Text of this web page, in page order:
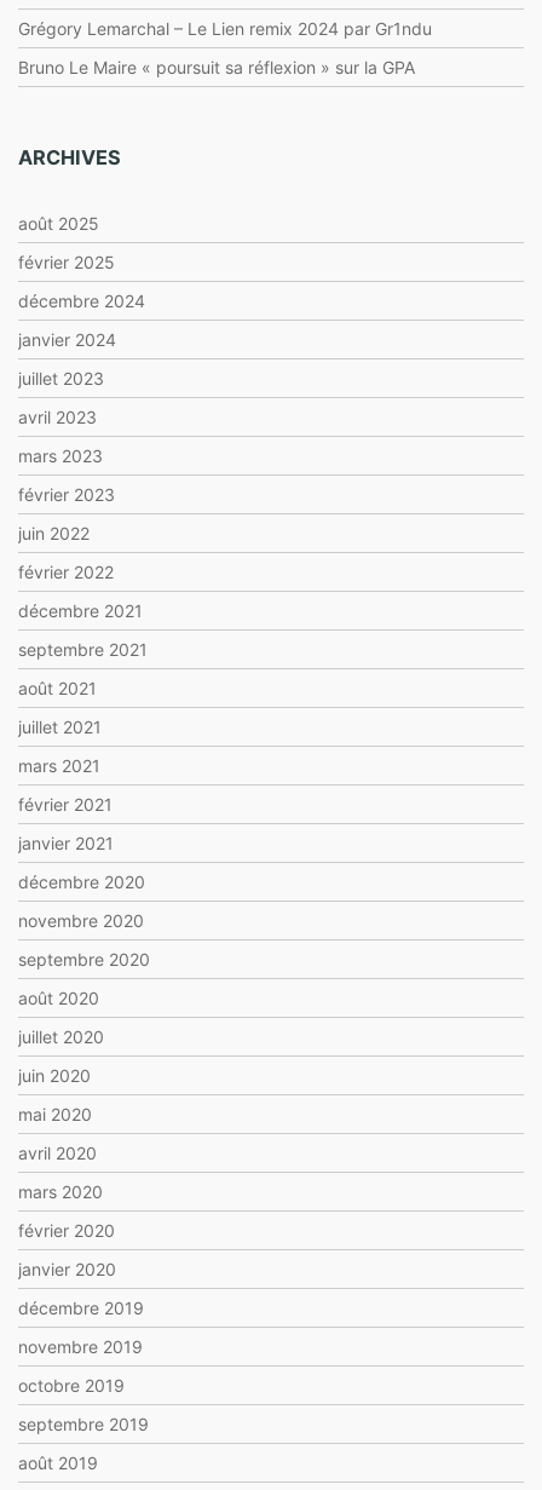
Grégory Lemarchal – Le Lien remix 2024 par Gr1ndu
Bruno Le Maire « poursuit sa réflexion » sur la GPA
ARCHIVES
août 2025
février 2025
décembre 2024
janvier 2024
juillet 2023
avril 2023
mars 2023
février 2023
juin 2022
février 2022
décembre 2021
septembre 2021
août 2021
juillet 2021
mars 2021
février 2021
janvier 2021
décembre 2020
novembre 2020
septembre 2020
août 2020
juillet 2020
juin 2020
mai 2020
avril 2020
mars 2020
février 2020
janvier 2020
décembre 2019
novembre 2019
octobre 2019
septembre 2019
août 2019